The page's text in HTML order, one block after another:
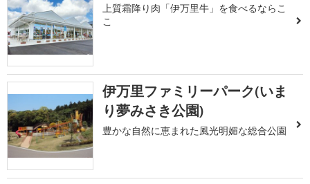
上質霜降り肉「伊万里牛」を食べるならこ
こ
伊万里ファミリーパーク(いま
り夢みさき公園)
豊かな自然に恵まれた風光明媚な総合公園